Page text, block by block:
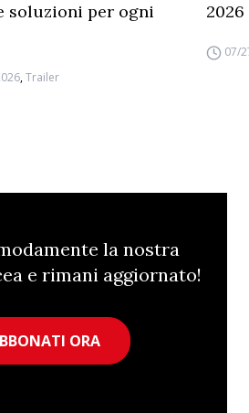
soluzioni per ogni
,Trailer
2026
07/
la nostra
e rimani aggiornato!
ORA